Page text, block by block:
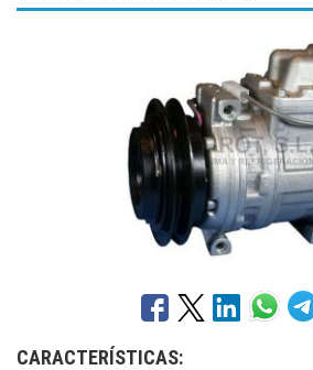
CARACTERÍSTICAS: